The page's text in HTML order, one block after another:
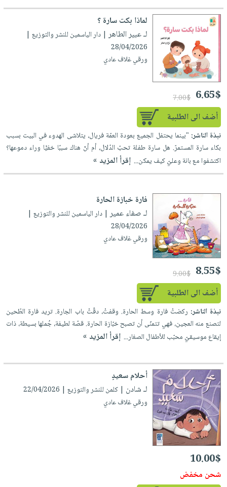
لماذا بكت سارة ؟
لـ عبير الطاهر| دار الياسمين للنشر والتوزيع |
28/04/2026
ورقي غلاف عادي
6.65$
7.00$
أضف الى الطلبية
نبذة الناشر: "بينما يحتفل الجميع بعودة العمّة فريال، يتلاشى الهدوء في البيت بسبب
بكاء سارة المستمرّ. هل سارة طفلة تحبّ الدّلال، أم أنّ هناك سببًا خفيًّا وراء دموعها؟
اكتشفوا مع بانة وعليّ كيف يمكن... إقرأ المزيد »
فارة خبازة الحارة
لـ صفاء عمير| دار الياسمين للنشر والتوزيع |
28/04/2026
ورقي غلاف عادي
8.55$
9.00$
أضف الى الطلبية
نبذة الناشر: ركضتْ فارة وسط الحارة. وقفتْ، دقّتْ باب الجارة. تريد فارة الطّحين
لتصنع منه العجين، فهي تتمنّى أن تصبح خبّازة الحارة. قصّة لطيفة، جُملها بسيطة، ذات
إيقاع موسيقيّ محبّب للأطفال الصغار... إقرأ المزيد »
أحلام سعيدٍ
لـ شادن | كلمن للنشر والتوزيع | 22/04/2026
ورقي غلاف عادي
10.00$
شحن مخفض